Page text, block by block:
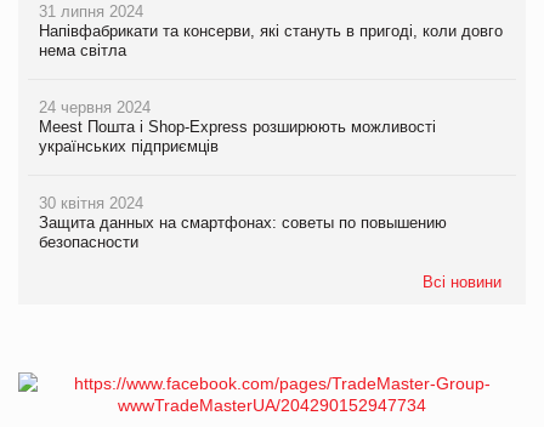
31 липня 2024
Напівфабрикати та консерви, які стануть в пригоді, коли довго
нема світла
24 червня 2024
Meest Пошта і Shop-Express розширюють можливості
українських підприємців
30 квітня 2024
Защита данных на смартфонах: советы по повышению
безопасности
Всі новини